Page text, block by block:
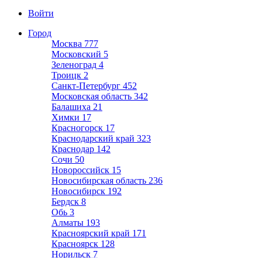
Войти
Город
Москва 777
Московский 5
Зеленоград 4
Троицк 2
Санкт-Петербург 452
Московская область 342
Балашиха 21
Химки 17
Красногорск 17
Краснодарский край 323
Краснодар 142
Сочи 50
Новороссийск 15
Новосибирская область 236
Новосибирск 192
Бердск 8
Обь 3
Алматы 193
Красноярский край 171
Красноярск 128
Норильск 7